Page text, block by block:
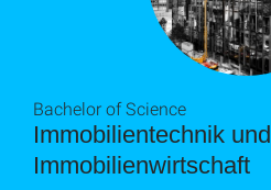
Immobilientechnik und
Immobilienwirtschaft
Bachelor of Science